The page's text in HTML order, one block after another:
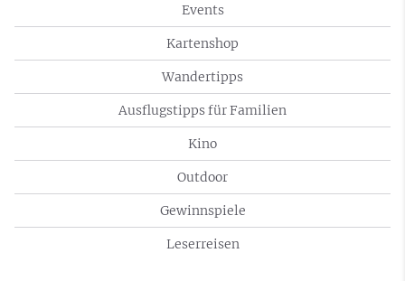
Events
Kartenshop
Wandertipps
Ausflugstipps für Familien
Kino
Outdoor
Gewinnspiele
Leserreisen